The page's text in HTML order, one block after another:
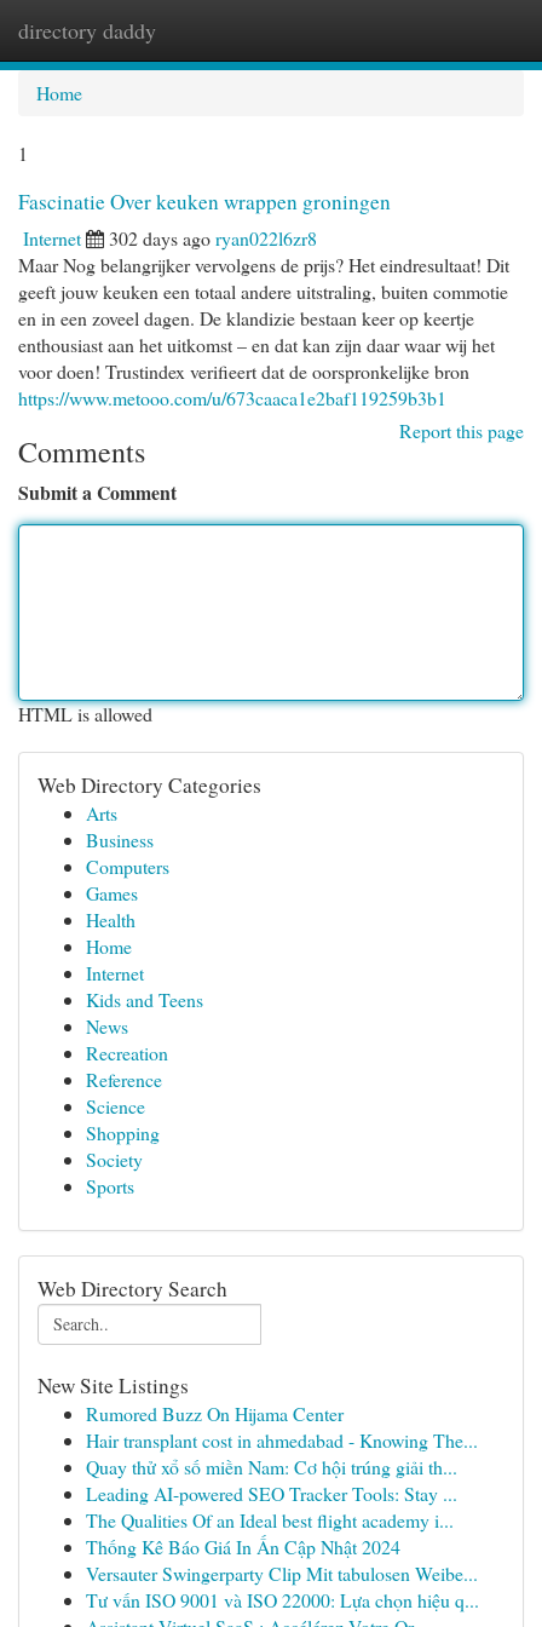
directory daddy
Home
1
Fascinatie Over keuken wrappen groningen
Internet 302 days agoryan022l6zr8
Maar Nog belangrijker vervolgens de prijs? Het eindresultaat! Dit
geeft jouw keuken een totaal andere uitstraling, buiten commotie
en in een zoveel dagen. De klandizie bestaan keer op keertje
enthousiast aan het uitkomst – en dat kan zijn daar waar wij het
voor doen! Trustindex verifieert dat de oorspronkelijke bron
https://www.metooo.com/u/673caaca1e2baf119259b3b1
Report this page
Comments
Submit a Comment
HTML is allowed
Web Directory Categories
Arts
Business
Computers
Games
Health
Home
Internet
Kids and Teens
News
Recreation
Reference
Science
Shopping
Society
Sports
Web Directory Search
New Site Listings
Rumored Buzz On Hijama Center
Hair transplant cost in ahmedabad - Knowing The...
Quay thử xổ số miền Nam: Cơ hội trúng giải th...
Leading AI-powered SEO Tracker Tools: Stay ...
The Qualities Of an Ideal best flight academy i...
Thống Kê Báo Giá In Ấn Cập Nhật 2024
Versauter Swingerparty Clip Mit tabulosen Weibe...
Tư vấn ISO 9001 và ISO 22000: Lựa chọn hiệu q...